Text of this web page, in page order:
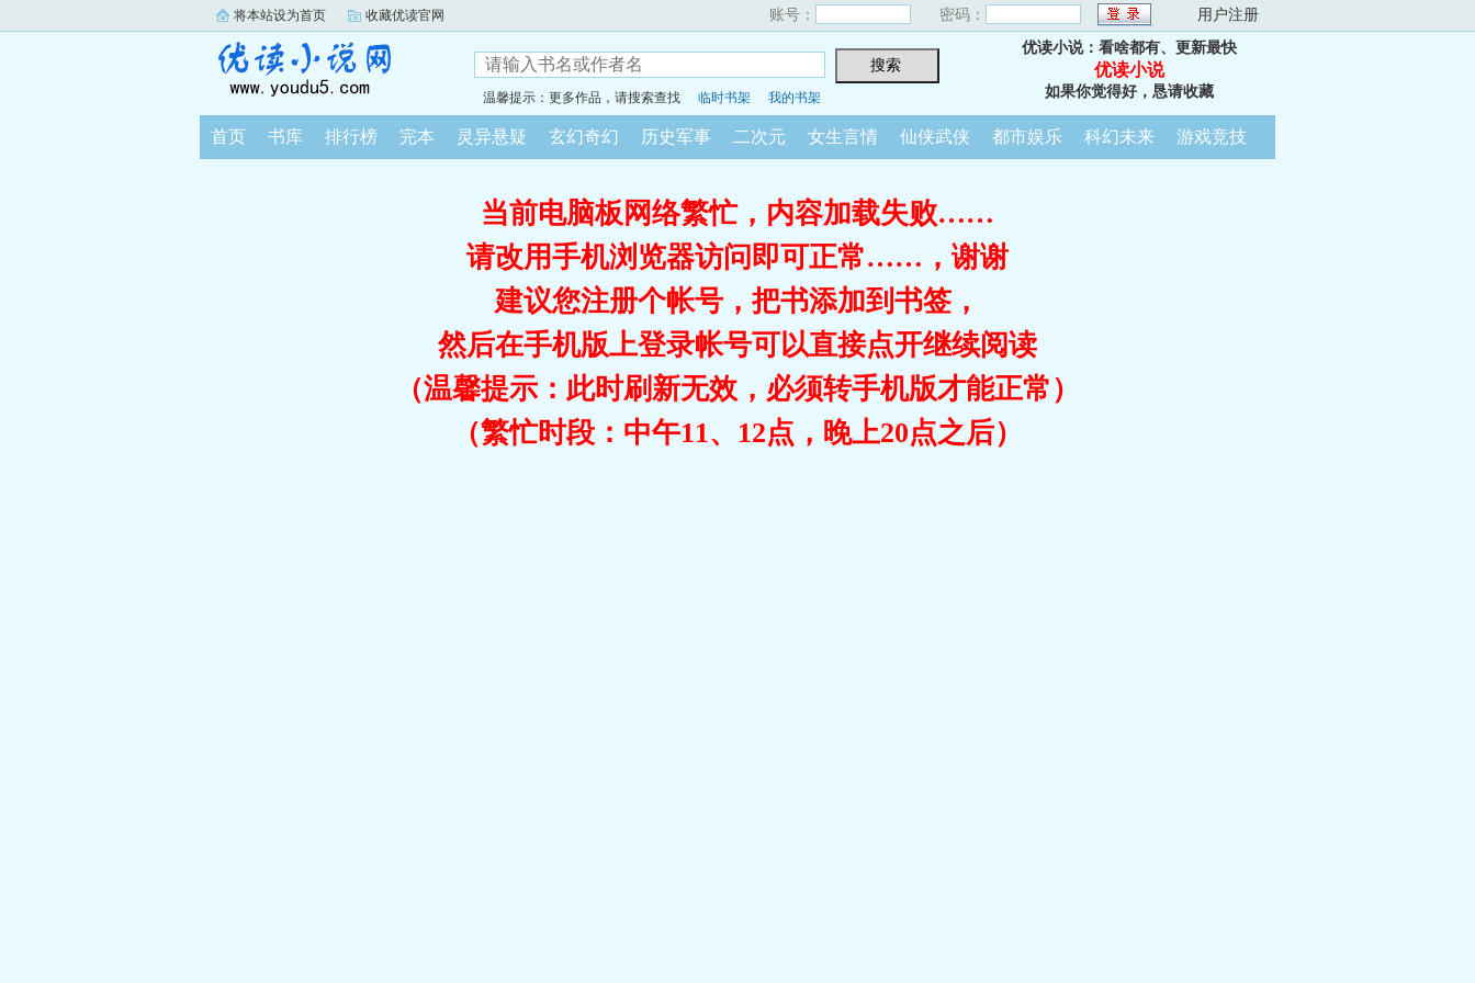
将本站设为首页 收藏优读官网 账号： 密码： 用户注册
温馨提示：更多作品，请搜索查找 临时书架 我的书架
优读小说：看啥都有、更新最快
优读小说
如果你觉得好，恳请收藏
首页 书库 排行榜 完本 灵异悬疑 玄幻奇幻 历史军事 二次元 女生言情 仙侠武侠 都市娱乐 科幻未来 游戏竞技
当前电脑板网络繁忙，内容加载失败……
请改用手机浏览器访问即可正常……，谢谢
建议您注册个帐号，把书添加到书签，
然后在手机版上登录帐号可以直接点开继续阅读
（温馨提示：此时刷新无效，必须转手机版才能正常）
（繁忙时段：中午11、12点，晚上20点之后）